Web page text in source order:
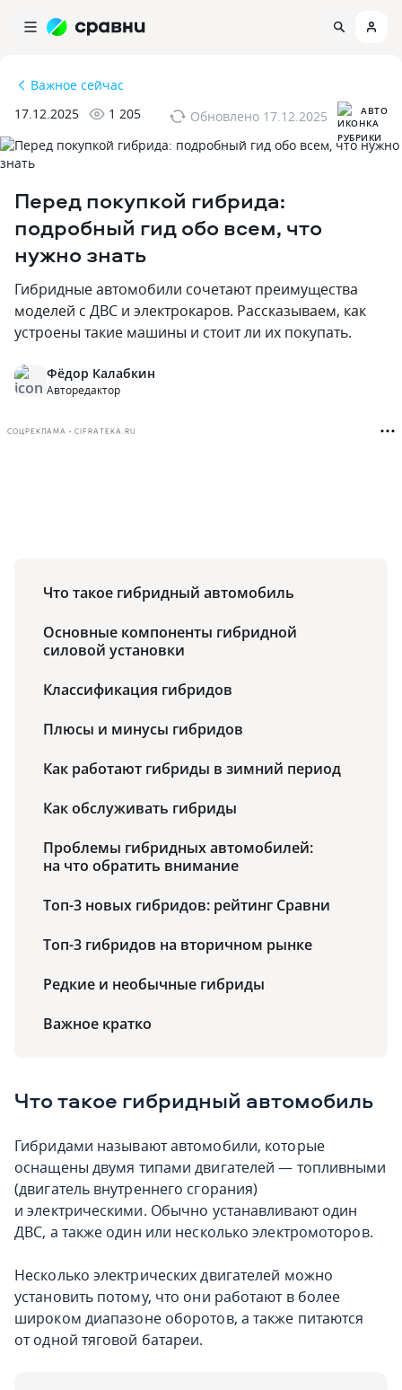
Важное сейчас
17.12.2025
1 205 Обновлено 17.12.2025 АВТО
Перед покупкой гибрида:
подробный гид обо всем‚ что
нужно знать
Гибридные автомобили сочетают преимущества
моделей с ДВС и электрокаров. Рассказываем‚ как
устроены такие машины и стоит ли их покупать.
Фёдор Калабкин
Авторедактор
СОЦРЕКЛАМА • CIFRATEKA.RU
Что такое гибридный автомобиль
Основные компоненты гибридной
силовой установки
Классификация гибридов
Плюсы и минусы гибридов
Как работают гибриды в зимний период
Как обслуживать гибриды
Проблемы гибридных автомобилей:
на что обратить внимание
Топ-3 новых гибридов: рейтинг Сравни
Топ-3 гибридов на вторичном рынке
Редкие и необычные гибриды
Важное кратко
Что такое гибридный автомобиль
Гибридами называют автомобили, которые
оснащены двумя типами двигателей — топливными
(двигатель внутреннего сгорания)
и электрическими. Обычно устанавливают один
ДВС, а также один или несколько электромоторов.
Несколько электрических двигателей можно
установить потому, что они работают в более
широком диапазоне оборотов, а также питаются
от одной тяговой батареи.